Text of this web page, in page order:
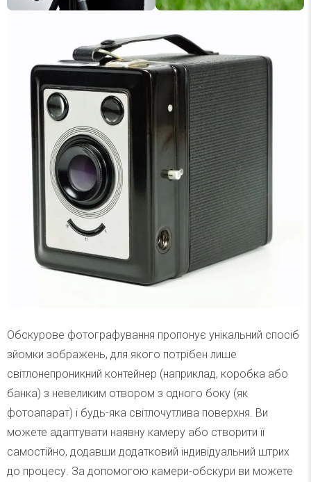
Обскурове фотографування пропонує унікальний спосіб
зйомки зображень, для якого потрібен лише
світлонепроникний контейнер (наприклад, коробка або
банка) з невеликим отвором з одного боку (як
фотоапарат) і будь-яка світлочутлива поверхня. Ви
можете адаптувати наявну камеру або створити її
самостійно, додавши додатковий індивідуальний штрих
до процесу. За допомогою камери-обскури ви можете